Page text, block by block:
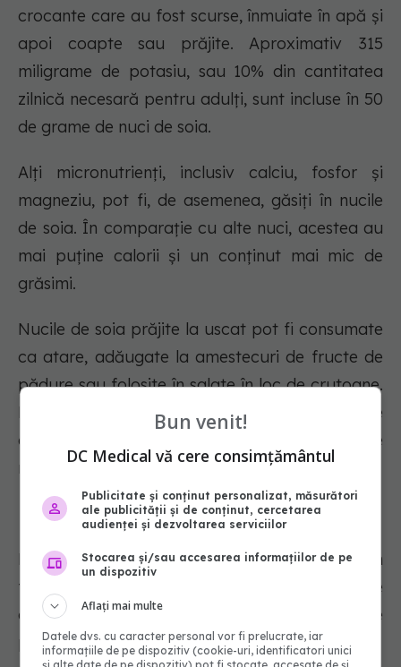
crocante care au fost scurse, înmuiate în apă și
apoi coapte sau prăjite. Aproximativ 315
miligrame de potasiu, sau 10% din cantitatea
zilnică necesară pentru adulți, sunt incluse în 50
de grame de nuci de soia.
Alți micronutrienți, inclusiv calciu, fosfor și
magneziu, pot fi, de asemenea, găsiți în nucile
de soia. În comparație cu alte nuci, acestea au
mai puține calorii și un conținut mai mic de
grăsimi.
Nucile de soia prăjite la uscat pot fi consumate
ca atare, adăugate la amestecuri de fructe de
pădure sau folosite în salate în loc de crutoane.
Pentru a maximiza avantajele pentru sănătate
ale potasiului, încearcă să găsești alternative
nesărate.
Fasole neagră
Este încurajator să știm că alimente precum
fasolea pot susține nevoile zilnice de potasiu ale
oamenilor, pe măsură ce dietele pe bază de
plante devin din ce în ce mai populare.
Bun venit!
DC Medical vă cere consimțământul
Publicitate și conținut personalizat, măsurători
ale publicității și de conținut, cercetarea
audienței și dezvoltarea serviciilor
Stocarea și/sau accesarea informațiilor de pe
un dispozitiv
Aflați mai multe
Datele dvs. cu caracter personal vor fi prelucrate, iar
informațiile de pe dispozitiv (cookie-uri, identificatori unici